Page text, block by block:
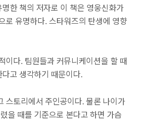
한 책의 저자로 이 책은 영웅신화가
로 유명하다. 스타워즈의 탄생에 영향
이다. 팀원들과 커뮤니케이션을 할 때
고 생각하기 때문이다.
스토리에서 주인공이다. 물론 나이가
을 때를 기준으로 본다고 하면 가슴